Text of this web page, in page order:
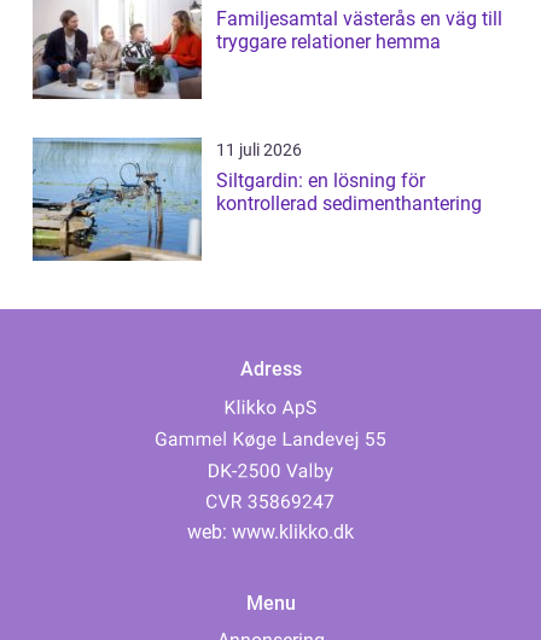
Familjesamtal västerås en väg till
tryggare relationer hemma
11 juli 2026
Siltgardin: en lösning för
kontrollerad sedimenthantering
Adress
web: www.klikko.dk
Menu